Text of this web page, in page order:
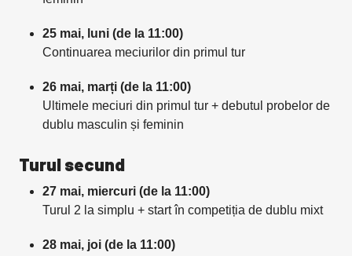
25 mai, luni (de la 11:00)
Continuarea meciurilor din primul tur
26 mai, marți (de la 11:00)
Ultimele meciuri din primul tur + debutul probelor de
dublu masculin și feminin
Turul secund
27 mai, miercuri (de la 11:00)
Turul 2 la simplu + start în competiția de dublu mixt
28 mai, joi (de la 11:00)